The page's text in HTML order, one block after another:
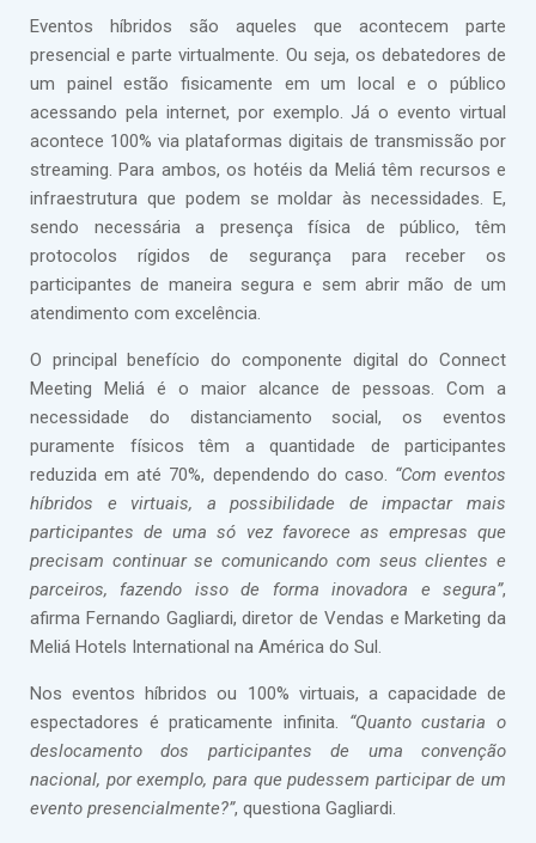
Eventos híbridos são aqueles que acontecem parte
presencial e parte virtualmente. Ou seja, os debatedores de
um painel estão fisicamente em um local e o público
acessando pela internet, por exemplo. Já o evento virtual
acontece 100% via plataformas digitais de transmissão por
streaming. Para ambos, os hotéis da Meliá têm recursos e
infraestrutura que podem se moldar às necessidades. E,
sendo necessária a presença física de público, têm
protocolos rígidos de segurança para receber os
participantes de maneira segura e sem abrir mão de um
atendimento com excelência.
O principal benefício do componente digital do Connect
Meeting Meliá é o maior alcance de pessoas. Com a
necessidade do distanciamento social, os eventos
puramente físicos têm a quantidade de participantes
reduzida em até 70%, dependendo do caso. “Com eventos
híbridos e virtuais, a possibilidade de impactar mais
participantes de uma só vez favorece as empresas que
precisam continuar se comunicando com seus clientes e
parceiros, fazendo isso de forma inovadora e segura”,
afirma Fernando Gagliardi, diretor de Vendas e Marketing da
Meliá Hotels International na América do Sul.
Nos eventos híbridos ou 100% virtuais, a capacidade de
espectadores é praticamente infinita. “Quanto custaria o
deslocamento dos participantes de uma convenção
nacional, por exemplo, para que pudessem participar de um
evento presencialmente?”, questiona Gagliardi.